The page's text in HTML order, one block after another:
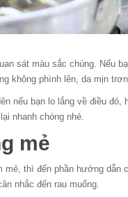
sát màu sắc chúng. Nếu
không phình lên, da mịn trơn.
nếu bạn lo lắng về điều
nhanh chóng nhé.
mẻ
thì đến phần hướng dẫn
nhắc đến rau muống.